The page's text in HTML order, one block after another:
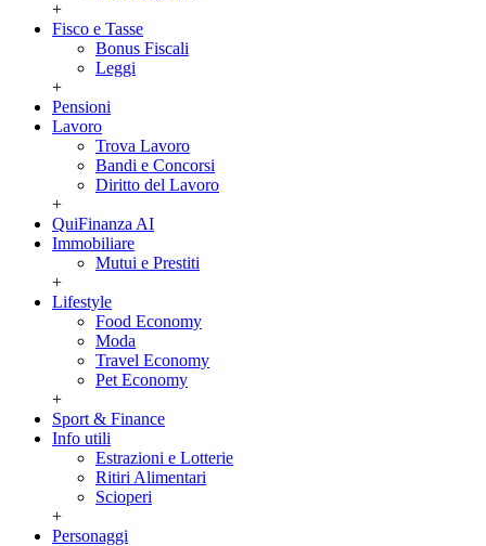
+
Fisco e Tasse
Bonus Fiscali
Leggi
+
Pensioni
Lavoro
Trova Lavoro
Bandi e Concorsi
Diritto del Lavoro
+
QuiFinanza AI
Immobiliare
Mutui e Prestiti
+
Lifestyle
Food Economy
Moda
Travel Economy
Pet Economy
+
Sport & Finance
Info utili
Estrazioni e Lotterie
Ritiri Alimentari
Scioperi
+
Personaggi